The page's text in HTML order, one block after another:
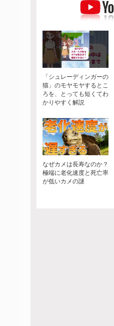
「シュレーディンガーの
猫」のモヤモヤするとこ
ろを、とっても短くてわ
かりやすく解説
なぜカメは長寿なのか？
極端に老化速度と死亡率
が低いカメの謎